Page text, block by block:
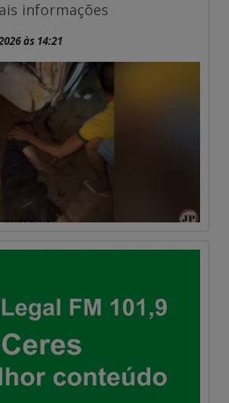
informações
às 14:21